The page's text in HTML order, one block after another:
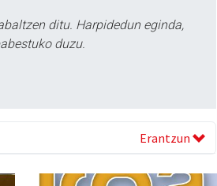
ditu. Harpidedun eginda,
duzu.
Erantzun